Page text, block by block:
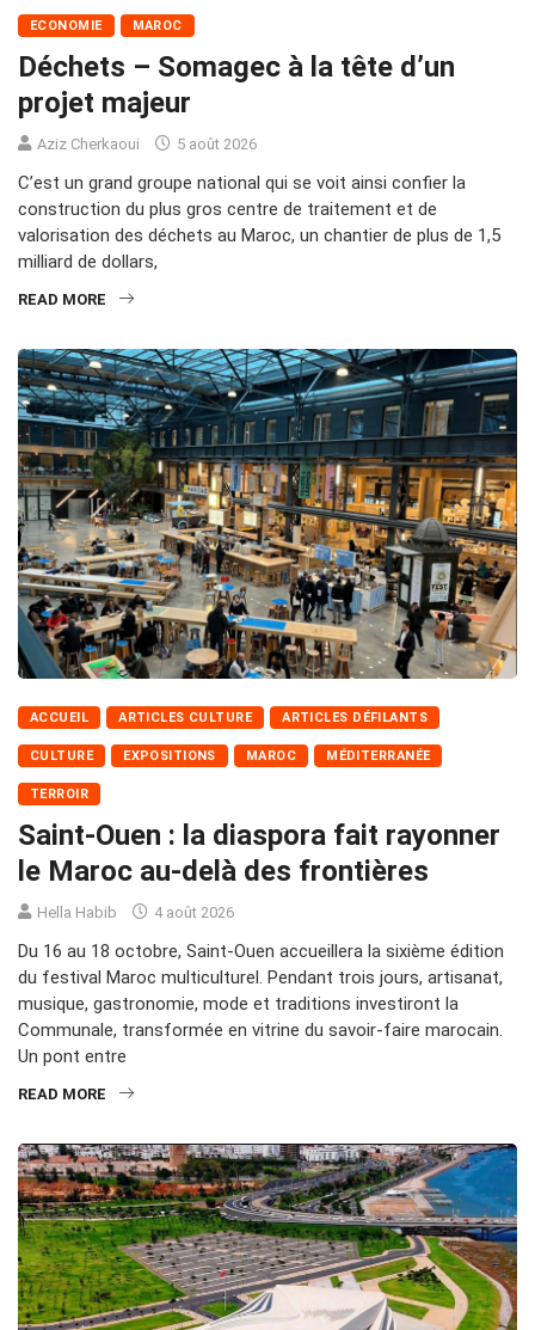
ECONOMIE MAROC
Déchets – Somagec à la tête d’un
projet majeur
Aziz Cherkaoui 5 août 2026
C’est un grand groupe national qui se voit ainsi confier la
construction du plus gros centre de traitement et de
valorisation des déchets au Maroc, un chantier de plus de 1,5
milliard de dollars,
READ MORE
ACCUEIL ARTICLES CULTURE ARTICLES DÉFILANTS
CULTURE EXPOSITIONS MAROC MÉDITERRANÉE
TERROIR
Saint-Ouen : la diaspora fait rayonner
le Maroc au-delà des frontières
Hella Habib 4 août 2026
Du 16 au 18 octobre, Saint-Ouen accueillera la sixième édition
du festival Maroc multiculturel. Pendant trois jours, artisanat,
musique, gastronomie, mode et traditions investiront la
Communale, transformée en vitrine du savoir-faire marocain.
Un pont entre
READ MORE